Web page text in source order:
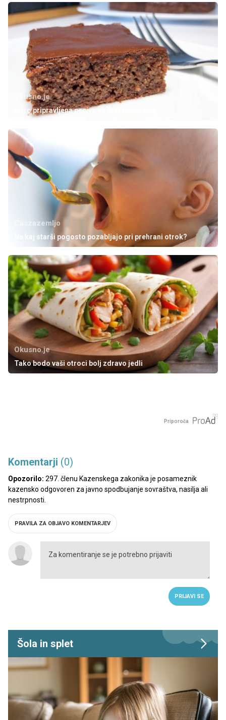
Okusno.je
Hitro pripravljena peciva za prvi šolski dan
Caszazemljo
Na kaj starši pogosto pozabljajo pri prehrani otrok?
Okusno.je
Tako bodo vaši otroci bolj zdravo jedli
Priporoča
Komentarji (0)
Opozorilo: 297. členu Kazenskega zakonika je posameznik
kazensko odgovoren za javno spodbujanje sovraštva, nasilja ali
nestrpnosti.
PRAVILA ZA OBJAVO KOMENTARJEV
PRIJAVI SE
Šola in splet